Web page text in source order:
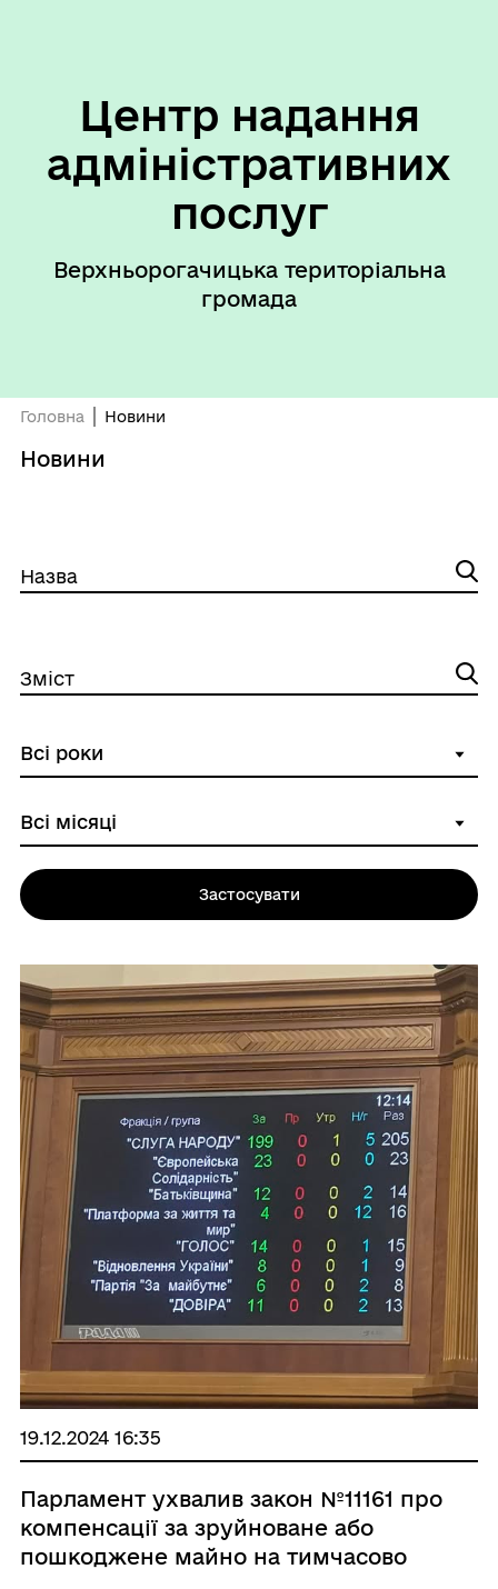
Центр надання
адміністративних
послуг
Верхньорогачицька територіальна
громада
Головна Новини
Новини
19.12.2024 16:35
Парламент ухвалив закон №11161 про
компенсації за зруйноване або
пошкоджене майно на тимчасово
Назва
Зміст
Застосувати